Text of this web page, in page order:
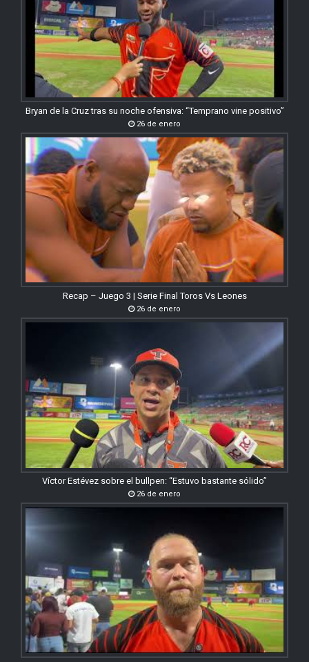
Bryan de la Cruz tras su noche ofensiva: “Temprano vine positivo”
26 de enero
Recap – Juego 3 | Serie Final Toros Vs Leones
26 de enero
Víctor Estévez sobre el bullpen: “Estuvo bastante sólido”
26 de enero